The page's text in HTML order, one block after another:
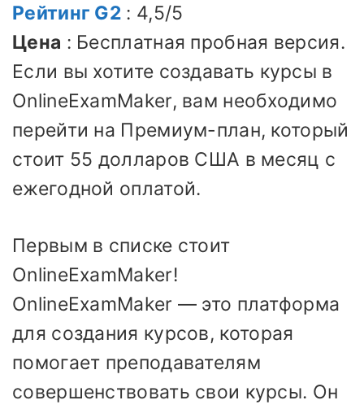
Рейтинг G2 : 4,5/5
Цена : Бесплатная пробная версия.
Если вы хотите создавать курсы в
OnlineExamMaker, вам необходимо
перейти на Премиум-план, который
стоит 55 долларов США в месяц с
ежегодной оплатой.
Первым в списке стоит
OnlineExamMaker!
OnlineExamMaker — это платформа
для создания курсов, которая
помогает преподавателям
совершенствовать свои курсы. Он